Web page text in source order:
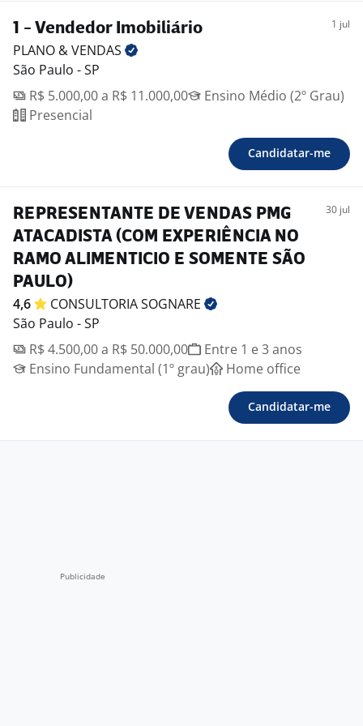
1 - Vendedor Imobiliário 1 jul
PLANO &VENDAS
São Paulo - SP
R$ 5.000,00 a R$ 11.000,00
Ensino Médio (2º Grau)
Presencial
Candidatar-me
REPRESENTANTE DE VENDAS PMG
ATACADISTA (COM EXPERIÊNCIA NO
RAMO ALIMENTICIO E SOMENTE SÃO
PAULO)
30 jul
4,6 CONSULTORIASOGNARE
São Paulo - SP
R$ 4.500,00 a R$ 50.000,00
Entre 1 e 3 anos
Ensino Fundamental (1º grau)
Home office
Candidatar-me